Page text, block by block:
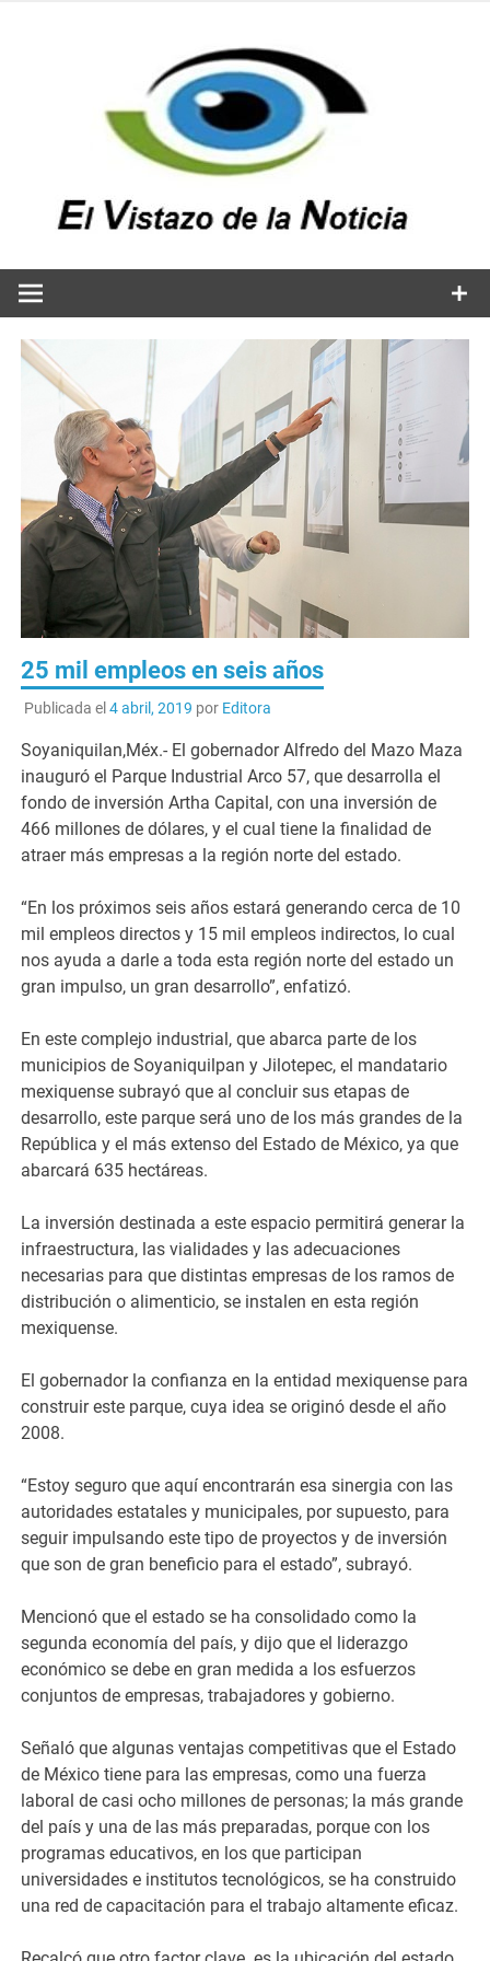
25 mil empleos en seis años
Publicada el 4 abril, 2019 por Editora
Soyaniquilan,Méx.- El gobernador Alfredo del Mazo Maza
inauguró el Parque Industrial Arco 57, que desarrolla el
fondo de inversión Artha Capital, con una inversión de
466 millones de dólares, y el cual tiene la finalidad de
atraer más empresas a la región norte del estado.
“En los próximos seis años estará generando cerca de 10
mil empleos directos y 15 mil empleos indirectos, lo cual
nos ayuda a darle a toda esta región norte del estado un
gran impulso, un gran desarrollo”, enfatizó.
En este complejo industrial, que abarca parte de los
municipios de Soyaniquilpan y Jilotepec, el mandatario
mexiquense subrayó que al concluir sus etapas de
desarrollo, este parque será uno de los más grandes de la
República y el más extenso del Estado de México, ya que
abarcará 635 hectáreas.
La inversión destinada a este espacio permitirá generar la
infraestructura, las vialidades y las adecuaciones
necesarias para que distintas empresas de los ramos de
distribución o alimenticio, se instalen en esta región
mexiquense.
El gobernador la confianza en la entidad mexiquense para
construir este parque, cuya idea se originó desde el año
2008.
“Estoy seguro que aquí encontrarán esa sinergia con las
autoridades estatales y municipales, por supuesto, para
seguir impulsando este tipo de proyectos y de inversión
que son de gran beneficio para el estado”, subrayó.
Mencionó que el estado se ha consolidado como la
segunda economía del país, y dijo que el liderazgo
económico se debe en gran medida a los esfuerzos
conjuntos de empresas, trabajadores y gobierno.
Señaló que algunas ventajas competitivas que el Estado
de México tiene para las empresas, como una fuerza
laboral de casi ocho millones de personas; la más grande
del país y una de las más preparadas, porque con los
programas educativos, en los que participan
universidades e institutos tecnológicos, se ha construido
una red de capacitación para el trabajo altamente eficaz.